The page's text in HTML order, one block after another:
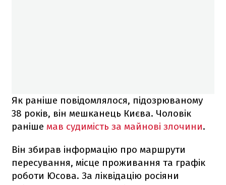
Як раніше повідомлялося, підозрюваному
38 років, він мешканець Києва. Чоловік
раніше мав судимість за майнові злочини.
Він збирав інформацію про маршрути
пересування, місце проживання та графік
роботи Юсова. За ліквідацію росіяни